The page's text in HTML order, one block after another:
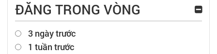
ĐĂNG TRONG VÒNG
3 ngày trước
1 tuần trước